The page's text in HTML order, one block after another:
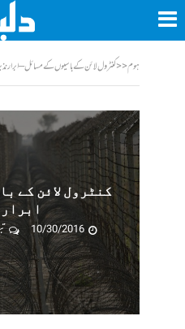
ہوم<<کنٹرول لائن کے باسیوں کے مسائل – ابرار
کنٹرول لائن کے
10/30/2016